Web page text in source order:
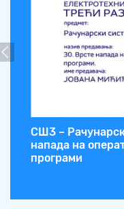
СШ3 –
напада на
програми